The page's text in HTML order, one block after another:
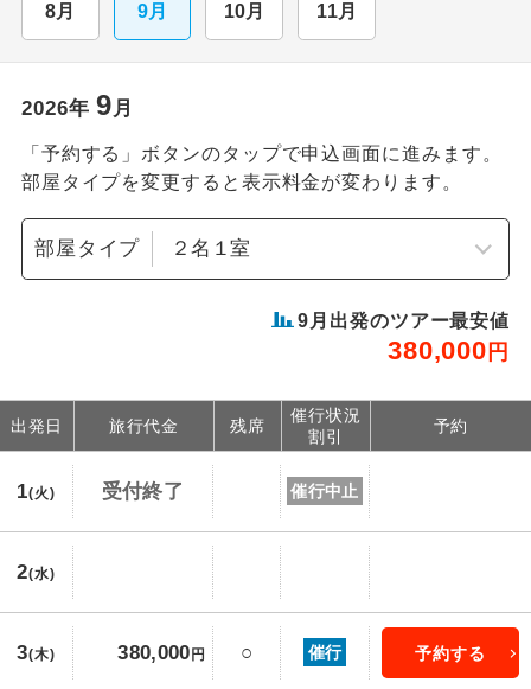
8月 9月 10月 11月
2026年 9月
「予約する」ボタンのタップで申込画面に進みます。
部屋タイプを変更すると表示料金が変わります。
部屋タイプ
9 月出発のツアー最安値
380,000 円
出発日 旅行代金 残席
催行状況
割引
予約
1(火) 受付終了 催行中止
2(水)
3(木) 380,000 円 ○ 催行 予約する